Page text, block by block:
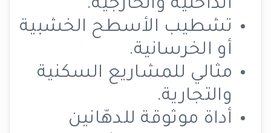
الداخلية والخارجية.
تشطيب الأسطح الخشبية
أو الخرسانية.
مثالي للمشاريع السكنية
والتجارية.
أداة موثوقة للدهّانين